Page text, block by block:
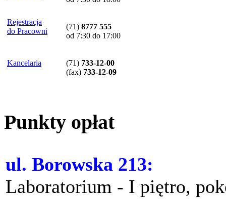
Rejestracja
do Pracowni
(71) 8777 555
od 7:30 do 17:00
Kancelaria (71) 733-12-00
(fax) 733-12-09
Punkty opłat
ul. Borowska 213:
Laboratorium - I piętro,